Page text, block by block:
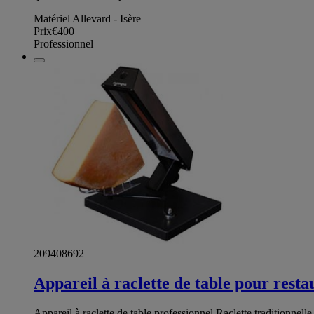
Matériel Allevard - Isère
Prix€400
Professionnel
209408692
Appareil à raclette de table pour